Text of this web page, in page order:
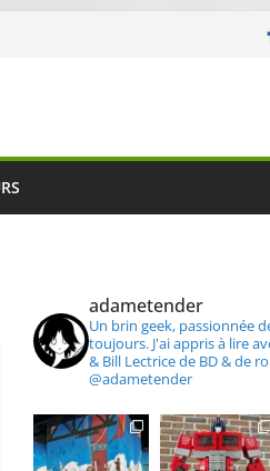
adametender
Un brin geek, passionnée
toujours. J'ai appris à lire
& Bill Lectrice de BD & de
@adametender